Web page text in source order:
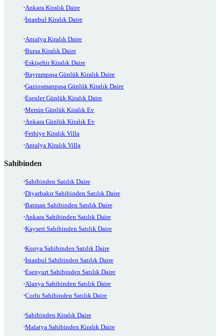
Ankara Kiralık Daire
İstanbul Kiralık Daire
Antalya Kiralık Daire
Bursa Kiralık Daire
Eskişehir Kiralık Daire
Bayrampaşa Günlük Kiralık Daire
Gaziosmanpaşa Günlük Kiralık Daire
Esenler Günlük Kiralık Daire
Mersin Günlük Kiralık Ev
Ankara Günlük Kiralık Ev
Fethiye Kiralık Villa
Antalya Kiralık Villa
Sahibinden
Sahibinden Satılık Daire
Diyarbakır Sahibinden Satılık Daire
Batman Sahibinden Satılık Daire
Ankara Sahibinden Satılık Daire
Kayseri Sahibinden Satılık Daire
Konya Sahibinden Satılık Daire
İstanbul Sahibinden Satılık Daire
Esenyurt Sahibinden Satılık Daire
Alanya Sahibinden Satılık Daire
Çorlu Sahibinden Satılık Daire
Sahibinden Kiralık Daire
Malatya Sahibinden Kiralık Daire